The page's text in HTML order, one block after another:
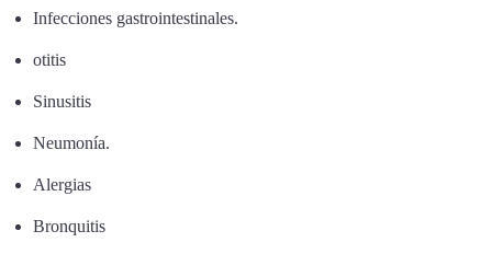
Infecciones gastrointestinales.
otitis
Sinusitis
Neumonía.
Alergias
Bronquitis